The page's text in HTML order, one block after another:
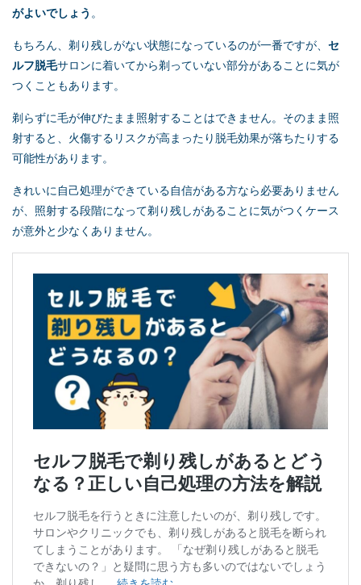
がよいでしょう 。
もちろん、剃り残しがない状態になっているのが一番ですが、 セ
ルフ脱毛サロンに着いてから剃っていない部分があることに気が
つくこともあります。
剃らずに毛が伸びたまま照射することはできません。そのまま照
射すると、火傷するリスクが高まったり脱毛効果が落ちたりする
可能性があります。
きれいに自己処理ができている自信がある方なら必要ありません
が、照射する段階になって剃り残しがあることに気がつくケース
が意外と少なくありません。